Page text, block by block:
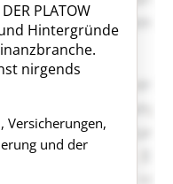
PLATOW
Hintergründe
nirgends
Versicherungen,
und der